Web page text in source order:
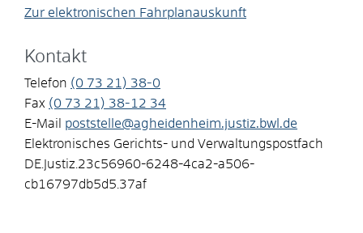
Zur elektronischen Fahrplanauskunft
Kontakt
Telefon (0 73 21) 38-0
Fax (0 73 21) 38-12 34
E-Mail
poststelle@agheidenheim.justiz.bwl.de
Elektronisches Gerichts- und Verwaltungspostfach
DE.Justiz.23c56960-6248-4ca2-a506-
cb16797db5d5.37af